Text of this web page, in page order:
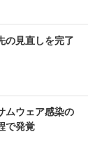
の見直しを完了
ムウェア感染の
で発覚